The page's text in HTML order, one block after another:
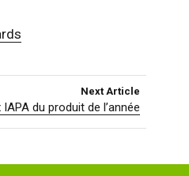
Next Article
du produit de l’année